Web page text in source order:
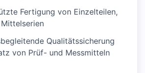
Fertigung von Einzelteilen,
Qualitätssicherung
von Prüf- und Messmitteln